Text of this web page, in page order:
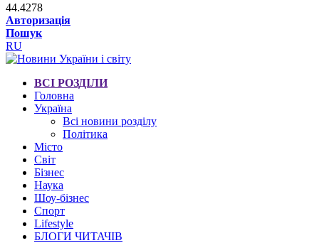
44.4278
Авторизація
Пошук
RU
ВСІ РОЗДІЛИ
Головна
Україна
Всі новини розділу
Політика
Місто
Світ
Бізнес
Наука
Шоу-бізнес
Спорт
Lifestyle
БЛОГИ ЧИТАЧІВ